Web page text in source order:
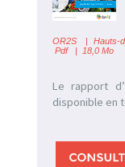
OR2S | Hauts-
Pdf | 18,0 Mo
Le rapport
disponible en